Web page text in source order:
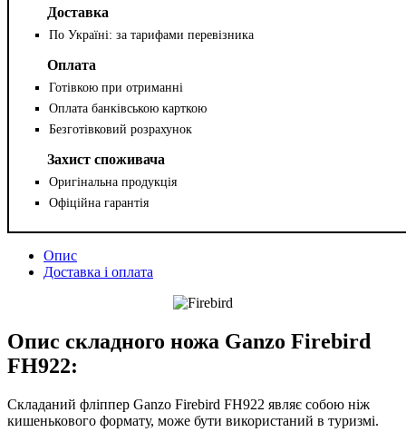
Доставка
По Україні: за тарифами перевізника
Оплата
Готівкою при отриманні
Оплата банківською карткою
Безготівковий розрахунок
Захист споживача
Оригінальна продукція
Офіційна гарантія
Опис
Доставка і оплата
Опис складного ножа Ganzo Firebird
FH922:
Складаний фліппер Ganzo Firebird FH922 являє собою ніж
кишенькового формату, може бути використаний в туризмі.